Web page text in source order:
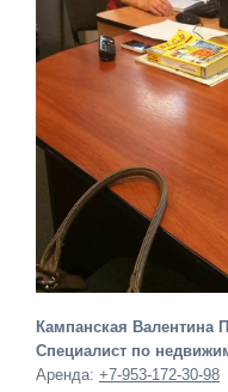
Кампанская Валентина
Специалист по
Аренда: +7-953-172-30-98